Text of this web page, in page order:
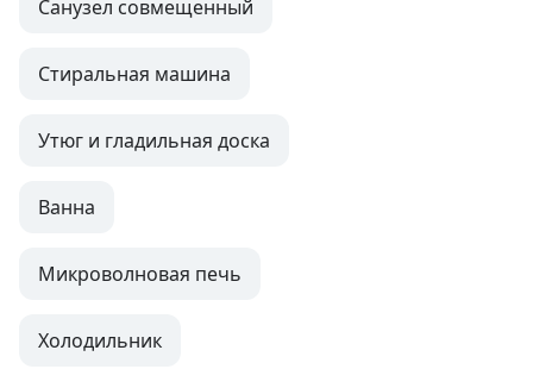
Санузел совмещенный
Стиральная машина
Утюг и гладильная доска
Ванна
Микроволновая печь
Холодильник